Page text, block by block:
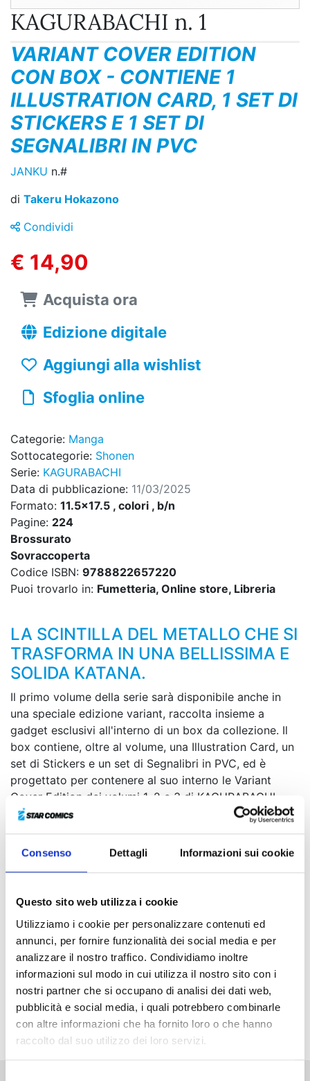
Consenso Dettagli Informazioni sui cookie
Questo sito web utilizza i cookie
Utilizziamo i cookie per personalizzare contenuti ed
annunci, per fornire funzionalità dei social media e per
analizzare il nostro traffico. Condividiamo inoltre
informazioni sul modo in cui utilizza il nostro sito con i
nostri partner che si occupano di analisi dei dati web,
pubblicità e social media, i quali potrebbero combinarle
con altre informazioni che ha fornito loro o che hanno
raccolto dal suo utilizzo dei loro servizi.
KAGURABACHI n. 1
VARIANT COVER EDITION
CON BOX - CONTIENE 1
ILLUSTRATION CARD, 1 SET DI
STICKERS E 1 SET DI
SEGNALIBRI IN PVC
JANKU n.#
di Takeru Hokazono
Condividi
€ 14,90
Acquista ora
Edizione digitale
Aggiungi alla wishlist
Sfoglia online
Categorie: Manga
Sottocategorie: Shonen
Serie: KAGURABACHI
Data di pubblicazione: 11/03/2025
Formato: 11.5x17.5 , colori , b/n
Pagine: 224
Brossurato
Sovraccoperta
Codice ISBN: 9788822657220
Puoi trovarlo in: Fumetteria, Online store, Libreria
LA SCINTILLA DEL METALLO CHE SI
TRASFORMA IN UNA BELLISSIMA E
SOLIDA KATANA.
Il primo volume della serie sarà disponibile anche in
una speciale edizione variant, raccolta insieme a
gadget esclusivi all'interno di un box da collezione. Il
box contiene, oltre al volume, una Illustration Card, un
set di Stickers e un set di Segnalibri in PVC, ed è
progettato per contenere al suo interno le Variant
Cover Edition dei volumi 1, 2 e 3 di KAGURABACHI.
addestrandosi sotto la guida di suo padre, per
diventare un maestro spadaio come lui. Se il genitore
più taciturno. La felicità di quei momenti sembrerebbe
poter continuare all’infinito… ma un brutto giorno la
tragedia bussa alla loro porta. Un legame insanguinato
e una vita che non tornerà più. Nel cuore del ragazzo
adesso brucia solo la fiamma di una determinazione
alimentata dall’odio...
Azione, violenza e spettacolari combattimenti in una
storia a cavallo fra il sovrannaturale e il noir!